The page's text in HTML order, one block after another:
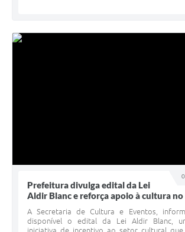
Prefeitura divulga edital da Lei
Aldir Blanc e reforça apoio à cultura
A Secretaria de Cultura e Eventos,
disponível o edital da Lei Aldir Blanc,
iniciativa de incentivo ao setor cultural